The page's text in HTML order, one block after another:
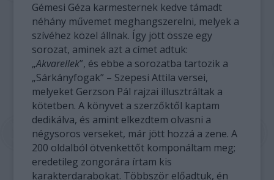
Gémesi Géza karmesternek kedve támadt
néhány művemet meghangszerelni, melyek a
szívéhez közel állnak. Így jött össze egy
sorozat, aminek azt a címet adtuk:
„Akvarellek”, és ebbe a sorozatba tartozik a
„Sárkányfogak” – Szepesi Attila versei,
melyeket Gerzson Pál rajzai illusztráltak a
kötetben. A könyvet a szerzőktől kaptam
dedikálva, és amint elkezdtem olvasni a
négysoros verseket, már jött hozzá a zene. A
200 oldalból ötvenkettőt komponáltam meg;
eredetileg zongorára írtam kis
karakterdarabokat. Többször előadtuk, én